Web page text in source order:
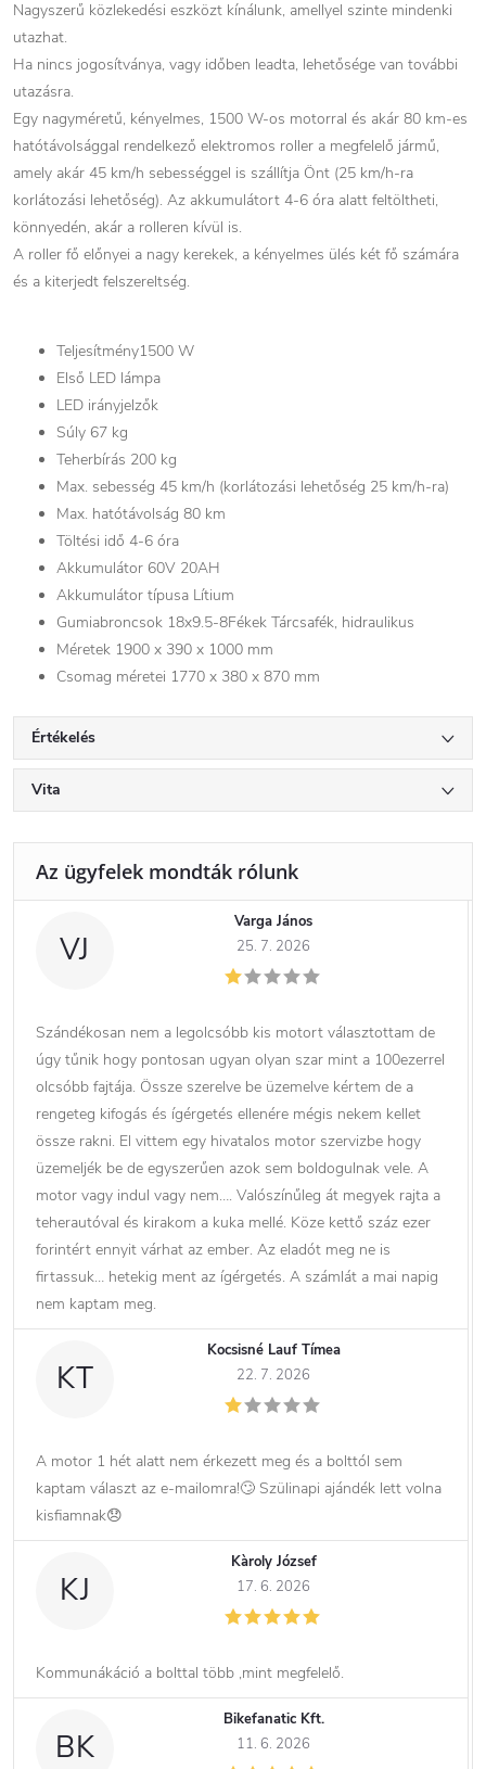
Nagyszerű közlekedési eszközt kínálunk, amellyel szinte mindenki
utazhat.
Ha nincs jogosítványa, vagy időben leadta, lehetősége van további
utazásra.
Egy nagyméretű, kényelmes, 1500 W-os motorral és akár 80 km-es
hatótávolsággal rendelkező elektromos roller a megfelelő jármű,
amely akár 45 km/h sebességgel is szállítja Önt (25 km/h-ra
korlátozási lehetőség). Az akkumulátort 4-6 óra alatt feltöltheti,
könnyedén, akár a rolleren kívül is.
A roller fő előnyei a nagy kerekek, a kényelmes ülés két fő számára
és a kiterjedt felszereltség.
Teljesítmény1500 W
Első LED lámpa
LED irányjelzők
Súly 67 kg
Teherbírás 200 kg
Max. sebesség 45 km/h (korlátozási lehetőség 25 km/h-ra)
Max. hatótávolság 80 km
Töltési idő 4-6 óra
Akkumulátor 60V 20AH
Akkumulátor típusa Lítium
Gumiabroncsok 18x9.5-8Fékek Tárcsafék, hidraulikus
Méretek 1900 x 390 x 1000 mm
Csomag méretei 1770 x 380 x 870 mm
Értékelés
Vita
VJ
Varga János
25. 7. 2026
Szándékosan nem a legolcsóbb kis motort választottam de
úgy tűnik hogy pontosan ugyan olyan szar mint a 100ezerrel
olcsóbb fajtája. Össze szerelve be üzemelve kértem de a
rengeteg kifogás és ígérgetés ellenére mégis nekem kellet
össze rakni. El vittem egy hivatalos motor szervizbe hogy
üzemeljék be de egyszerűen azok sem boldogulnak vele. A
motor vagy indul vagy nem…. Valószínűleg át megyek rajta a
teherautóval és kirakom a kuka mellé. Köze kettő száz ezer
forintért ennyit várhat az ember. Az eladót meg ne is
firtassuk… hetekig ment az ígérgetés. A számlát a mai napig
nem kaptam meg.
KT
Kocsisné Lauf Tímea
22. 7. 2026
A motor 1 hét alatt nem érkezett meg és a bolttól sem
kaptam választ az e-mailomra!🙄 Szülinapi ajándék lett volna
kisfiamnak😞
KJ
Kàroly József
17. 6. 2026
Kommunákáció a bolttal több ,mint megfelelő.
BK
Bikefanatic Kft.
11. 6. 2026